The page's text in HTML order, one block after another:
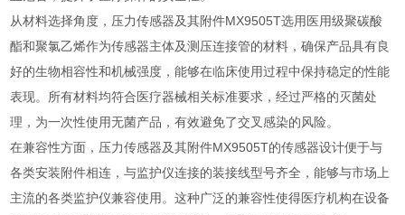
从材料选择角度，压力传感器及其附件MX9505T选用医用级聚碳酸
酯和聚氯乙烯作为传感器主体及测压连接管的材料，确保产品具有良
好的生物相容性和机械强度，能够在临床使用过程中保持稳定的性能
表现。所有材料均符合医疗器械相关标准要求，经过严格的灭菌处
理，为一次性使用无菌产品，有效避免了交叉感染的风险。
在兼容性方面，压力传感器及其附件MX9505T的传感器设计便于与
各类安装附件相连，与监护仪连接的装接线型号齐全，能够与市场上
主流的各类监护仪兼容使用。这种广泛的兼容性使得医疗机构在设备